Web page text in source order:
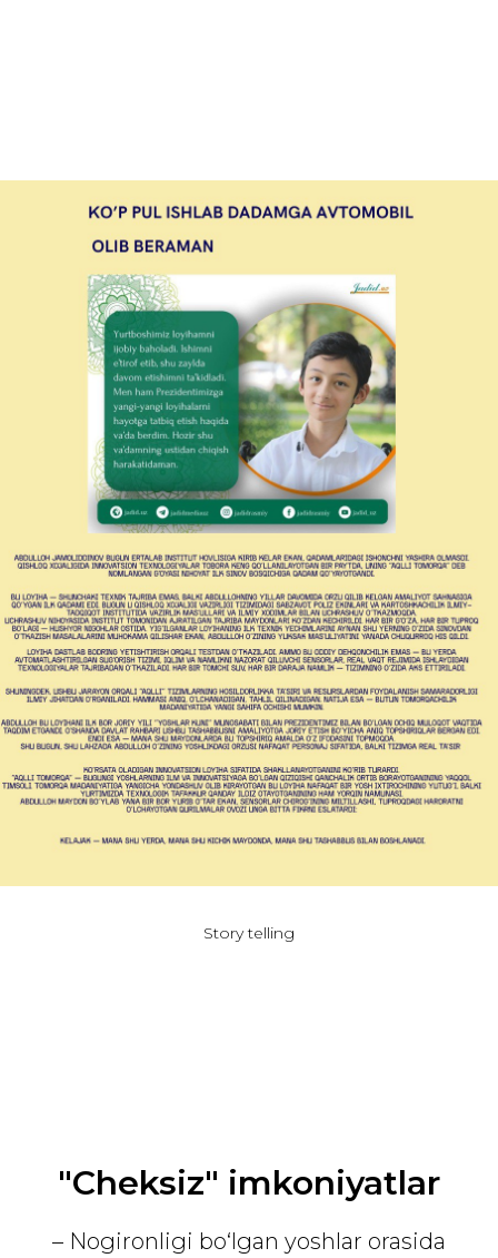
Story telling
"Cheksiz" imkoniyatlar
– Nogironligi bo‘lgan yoshlar orasida